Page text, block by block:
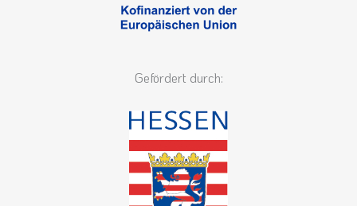
Gefördert durch: